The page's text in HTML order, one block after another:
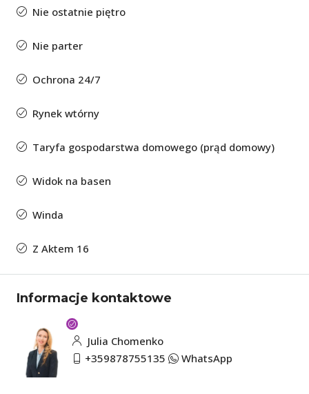
Nie ostatnie piętro
Nie parter
Ochrona 24/7
Rynek wtórny
Taryfa gospodarstwa domowego (prąd domowy)
Widok na basen
Winda
Z Aktem 16
Informacje kontaktowe
Julia Chomenko
+359878755135
WhatsApp